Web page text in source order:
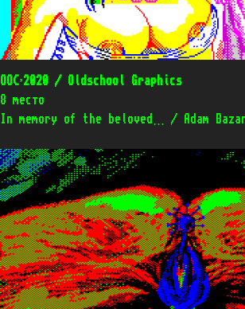
OOC’2020 / Oldschool Graphics
8 место
In memory of the beloved… / Adam